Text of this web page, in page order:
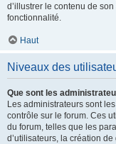
d’illustrer le contenu de
fonctionnalité.
Haut
Niveaux des
Que sont les
Les administrateurs sont
contrôle sur le forum. Ces
du forum, telles que les
d’utilisateurs, la création